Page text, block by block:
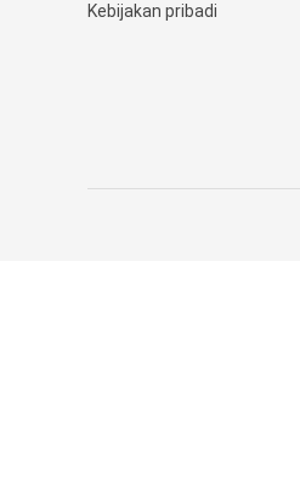
Kebijakan pribadi